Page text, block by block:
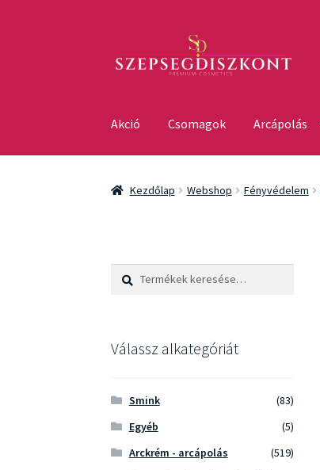
a
navigációhoz
a
Akció Csomagok Arcápolás
Kezdőlap Webshop Fényvédelem
Keresés
Keresés
Válassz alkategóriát
Smink
(83)
Egyéb
(5)
Arckrém - arcápolás
(519)